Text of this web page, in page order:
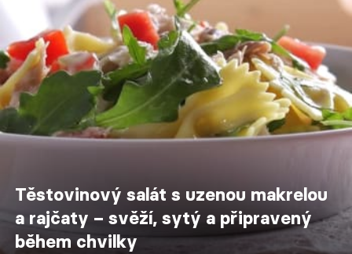
Těstovinový salát s uzenou makrelou
a rajčaty – svěží, sytý a připravený
během chvilky